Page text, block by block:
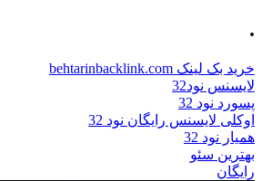
.
خرید بک لینک behtarinbacklink.com
لایسنس نود32
پسورد نود 32
اوکلی لایسنس رایگان نود 32
همیار نود 32
بهترین سئو
رایگان